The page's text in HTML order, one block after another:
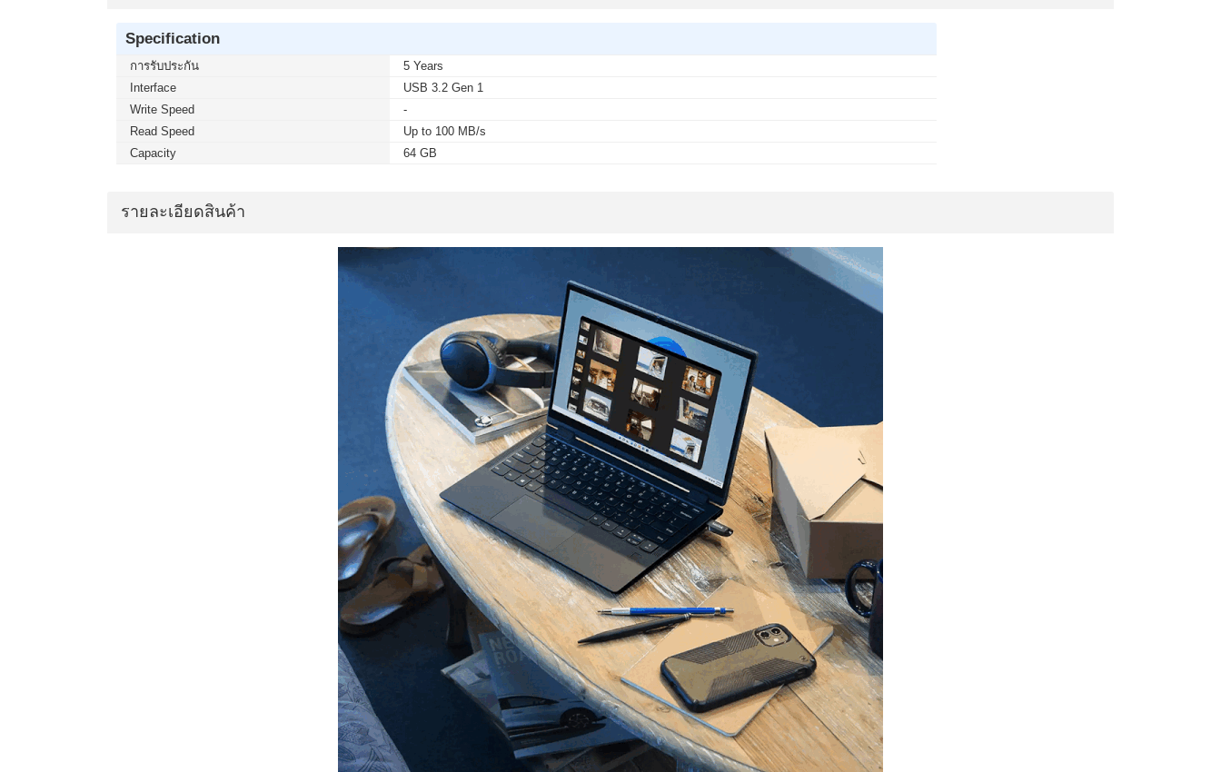
Specification
การรับประกัน
5 Years
Interface
USB 3.2 Gen 1
Write Speed
-
Read Speed
Up to 100 MB/s
Capacity
64 GB
รายละเอียดสินค้า